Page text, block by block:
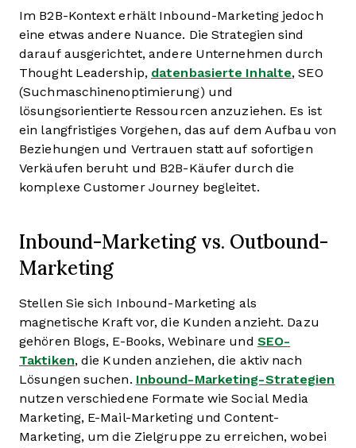
Im B2B-Kontext erhält Inbound-Marketing jedoch
eine etwas andere Nuance. Die Strategien sind
darauf ausgerichtet, andere Unternehmen durch
Thought Leadership, datenbasierte Inhalte, SEO
(Suchmaschinenoptimierung) und
lösungsorientierte Ressourcen anzuziehen. Es ist
ein langfristiges Vorgehen, das auf dem Aufbau von
Beziehungen und Vertrauen statt auf sofortigen
Verkäufen beruht und B2B-Käufer durch die
komplexe Customer Journey begleitet.
Inbound-Marketing vs. Outbound-
Marketing
Stellen Sie sich Inbound-Marketing als
magnetische Kraft vor, die Kunden anzieht. Dazu
gehören Blogs, E-Books, Webinare und SEO-
Taktiken, die Kunden anziehen, die aktiv nach
Lösungen suchen. Inbound-Marketing-Strategien
nutzen verschiedene Formate wie Social Media
Marketing, E-Mail-Marketing und Content-
Marketing, um die Zielgruppe zu erreichen, wobei